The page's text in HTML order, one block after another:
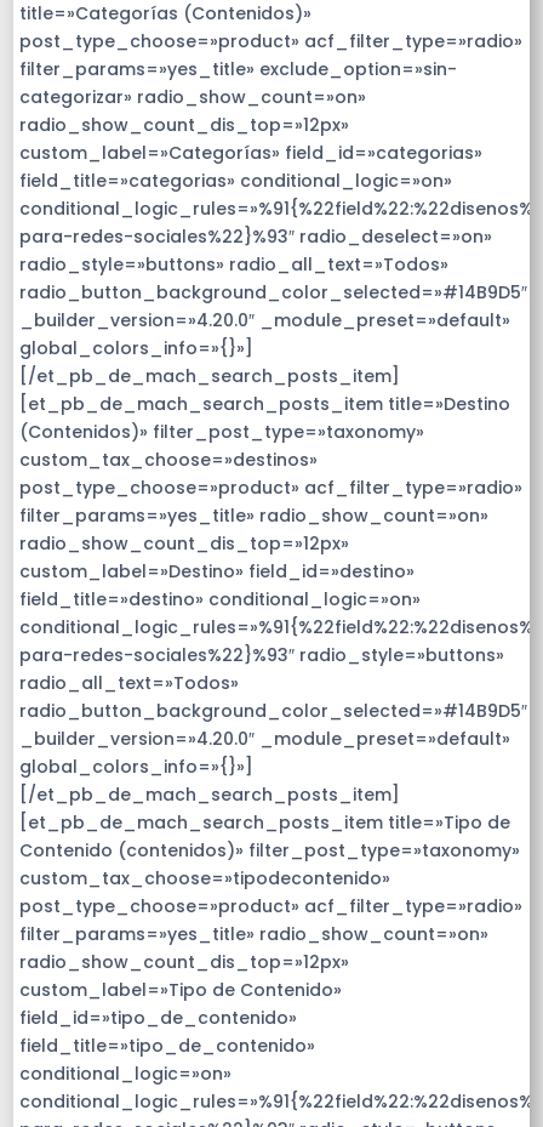
title=»Categorías (Contenidos)»
post_type_choose=»product» acf_filter_type=»radio»
filter_params=»yes_title» exclude_option=»sin-
categorizar» radio_show_count=»on»
radio_show_count_dis_top=»12px»
custom_label=»Categorías» field_id=»categorias»
field_title=»categorias» conditional_logic=»on»
para-redes-sociales%22}%93″ radio_deselect=»on»
radio_style=»buttons» radio_all_text=»Todos»
radio_button_background_color_selected=»#14B9D5″
_builder_version=»4.20.0″ _module_preset=»default»
global_colors_info=»{}»]
[/et_pb_de_mach_search_posts_item]
[et_pb_de_mach_search_posts_item title=»Destino
(Contenidos)» filter_post_type=»taxonomy»
custom_tax_choose=»destinos»
post_type_choose=»product» acf_filter_type=»radio»
filter_params=»yes_title» radio_show_count=»on»
radio_show_count_dis_top=»12px»
custom_label=»Destino» field_id=»destino»
field_title=»destino» conditional_logic=»on»
para-redes-sociales%22}%93″ radio_style=»buttons»
radio_all_text=»Todos»
radio_button_background_color_selected=»#14B9D5″
_builder_version=»4.20.0″ _module_preset=»default»
global_colors_info=»{}»]
[/et_pb_de_mach_search_posts_item]
[et_pb_de_mach_search_posts_item title=»Tipo de
Contenido (contenidos)» filter_post_type=»taxonomy»
custom_tax_choose=»tipodecontenido»
post_type_choose=»product» acf_filter_type=»radio»
filter_params=»yes_title» radio_show_count=»on»
radio_show_count_dis_top=»12px»
custom_label=»Tipo de Contenido»
field_id=»tipo_de_contenido»
field_title=»tipo_de_contenido»
conditional_logic=»on»